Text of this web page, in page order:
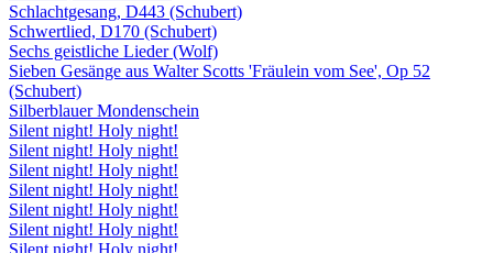
Schlachtgesang, D443 (Schubert)
Schwertlied, D170 (Schubert)
Sechs geistliche Lieder (Wolf)
Sieben Gesänge aus Walter Scotts 'Fräulein vom See', Op 52
(Schubert)
Silberblauer Mondenschein
Silent night! Holy night!
Silent night! Holy night!
Silent night! Holy night!
Silent night! Holy night!
Silent night! Holy night!
Silent night! Holy night!
Silent night! Holy night!